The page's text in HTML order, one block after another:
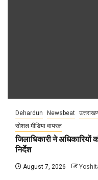
Dehardun Newsbeat
सोशल मीडिया वायरल
जिलाधिकारी ने अधिकारियों
निर्देश
August 7, 2026